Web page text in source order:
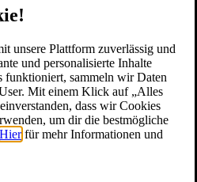
unsere Plattform zuverlässig und
und personalisierte Inhalte
funktioniert, sammeln wir Daten
Mit einem Klick auf „Alles
dass wir Cookies
um dir die bestmögliche
Hier für mehr Informationen und